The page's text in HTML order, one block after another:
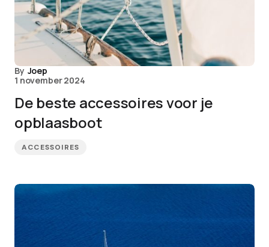
By Joep
1 november 2024
De beste accessoires voor je
opblaasboot
ACCESSOIRES